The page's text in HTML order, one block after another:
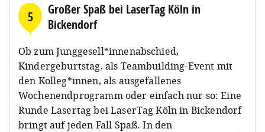
5
Großer Spaß bei LaserTag Köln in
Bickendorf
Ob zum Junggesell*innenabschied,
Kindergeburtstag, als Teambuilding-Event mit
den Kolleg*innen, als ausgefallenes
Wochenendprogramm oder einfach nur so: Eine
Runde Lasertag bei LaserTag Köln in Bickendorf
bringt auf jeden Fall Spaß. In den